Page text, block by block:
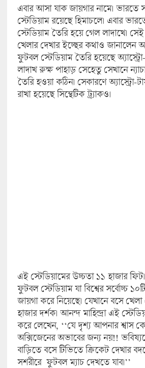
এবার আসা যাক জায়গার নামে। ভারতে
স্টেডিয়াম রয়েছে হিমাচলে। এবার
স্টেডিয়াম তৈরি হয়ে গেল লাদাখে।
খেলার দেখার ইচ্ছের কথাও জানালেন
ফুটবল স্টেডিয়াম তৈরি হয়েছে
লাদাখ রুক্ষ পাহাড় সেহেতু সেখানে
তৈরি হওয়া কঠিন। সেকারণে অ্যাস্ট্রো-
রাখা হয়েছে সিন্থেটিক ট্র্যাকও।
এই স্টেডিয়ামের উচ্চতা ১১ হাজার
ফুটবল স্টেডিয়াম যা বিশ্বের সর্বোচ্চ
জায়গা করে নিয়েছে। যেখানে বসে
হাজার দর্শক। আনন্দ মাহিন্দ্রা এই
করে লেখেন, ‘‘যে দৃশ্য আপনার শ্বাস
অক্সিজেনের অভাবের জন্য নয়!!
বাড়িতে বসে টিভিতে ক্রিকেট দেখার
সশরীরে ফুটবল ম্যাচ দেখতে যাব।’’